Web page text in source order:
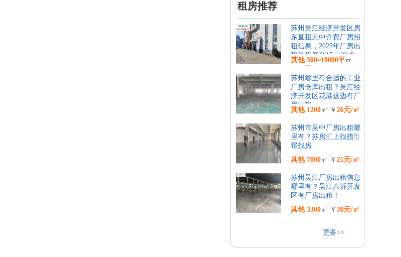
租房推荐
苏州吴江经济开发区房
东直租无中介费厂房招
租信息，2025年厂房出
租价格低至15元/平方
一个月！
其他 300~10000平㎡
苏州哪里有合适的工业
厂房仓库出租？吴江经
济开发区花港这边有厂
房出租
其他 1200㎡ ￥ 26元/㎡
苏州市吴中厂房出租哪
里有？苏房汇上找指引
帮找房
其他 7000㎡ ￥ 25元/㎡
苏州吴江厂房出租信息
哪里有？吴江八坼开发
区有厂房出租！
其他 3300㎡ ￥ 30元/㎡
更多>>